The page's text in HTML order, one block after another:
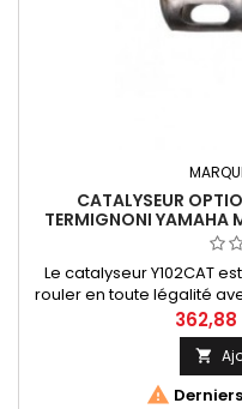
CATALYSEUR
TERMIGNONI
Le catalyseur Y102CAT
rouler en toute légalité
Yamaha MT-09, XSR
Compatible avec toutes
parfaitement dans la
certificat d'homologation
362,88

